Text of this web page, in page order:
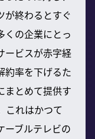
が終わるとすぐ
くの企業にとっ
ービスが赤字経
約率を下げるた
まとめて提供す
これはかつて
ーブルテレビの